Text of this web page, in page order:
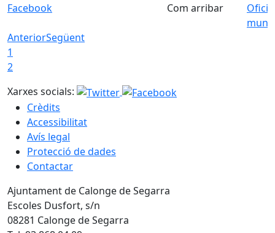
Facebook
Com arribar
AnteriorSegüent
1
2
Xarxes socials:
Crèdits
Accessibilitat
Avís legal
Protecció de dades
Contactar
Ajuntament de Calonge de Segarra
Escoles Dusfort, s/n
08281 Calonge de Segarra